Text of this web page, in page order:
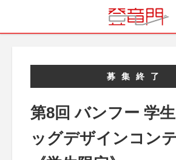
募集終了
第8回 バンフー 学
ッグデザインコン